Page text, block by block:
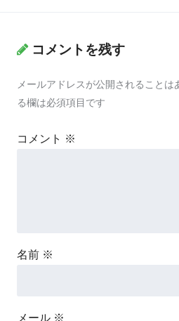
コメントを残す
メールアドレスが公開されることは
る欄は必須項目です
コメント ※
名前 ※
メール ※